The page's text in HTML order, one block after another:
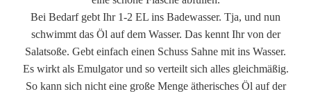
Bei Bedarf gebt Ihr 1-2 EL ins Badewasser. Tja, und nun
schwimmt das Öl auf dem Wasser. Das kennt Ihr von der
Salatsoße. Gebt einfach einen Schuss Sahne mit ins Wasser.
Es wirkt als Emulgator und so verteilt sich alles gleichmäßig.
So kann sich nicht eine große Menge ätherisches Öl auf der